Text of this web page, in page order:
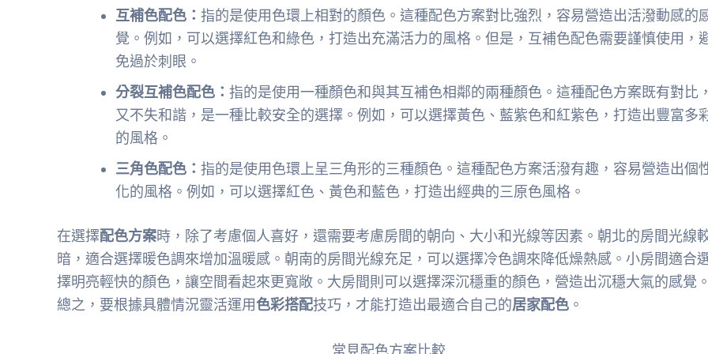
互補色配色： 指的是使用色環上相對的顏色。這種配色方案對比強烈，容易營造出活潑動感的
覺。例如，可以選擇紅色和綠色，打造出充滿活力的風格。但是，互補色配色需要謹慎使用，
免過於刺眼。
分裂互補色配色： 指的是使用一種顏色和與其互補色相鄰的兩種顏色。這種配色方案既有對比，
又不失和諧，是一種比較安全的選擇。例如，可以選擇黃色、藍紫色和紅紫色，打造出豐富多
的風格。
三角色配色： 指的是使用色環上呈三角形的三種顏色。這種配色方案活潑有趣，容易營造出個
化的風格。例如，可以選擇紅色、黃色和藍色，打造出經典的三原色風格。
在選擇配色方案時，除了考慮個人喜好，還需要考慮房間的朝向、大小和光線等因素。朝北的房間光線
暗，適合選擇暖色調來增加溫暖感。朝南的房間光線充足，可以選擇冷色調來降低燥熱感。小房間適合
擇明亮輕快的顏色，讓空間看起來更寬敞。大房間則可以選擇深沉穩重的顏色，營造出沉穩大氣的感覺。
總之，要根據具體情況靈活運用色彩搭配技巧，才能打造出最適合自己的居家配色 。
常見配色方案比較